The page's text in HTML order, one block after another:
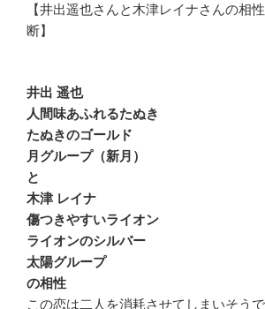
【井出遥也さんと木津レイナさんの相
断】
井出 遥也
人間味あふれるたぬき
たぬきのゴールド
月グループ（新月）
と
木津 レイナ
傷つきやすいライオン
ライオンのシルバー
太陽グループ
の相性
この恋は二人を消耗させてしまいそう